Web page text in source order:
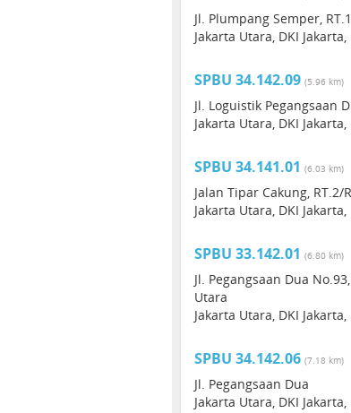
Jl. Plumpang Semper,
Jakarta Utara, DKI
SPBU 34.142.09 (5.96 km)
Jl. Loguistik Pegangsaan
Jakarta Utara, DKI
SPBU 34.141.01 (6.03 km)
Jalan Tipar Cakung, RT.2/
Jakarta Utara, DKI
SPBU 33.142.01 (6.80 km)
Jl. Pegangsaan Dua
Utara
Jakarta Utara, DKI
SPBU 34.142.06 (7.18 km)
Jl. Pegangsaan Dua
Jakarta Utara, DKI